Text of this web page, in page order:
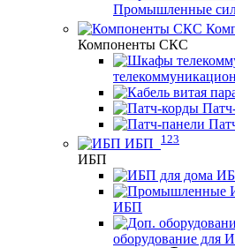
Промышленные
Компоненты СКС
ИБП
123
ИБП
ИБП
оборудование для